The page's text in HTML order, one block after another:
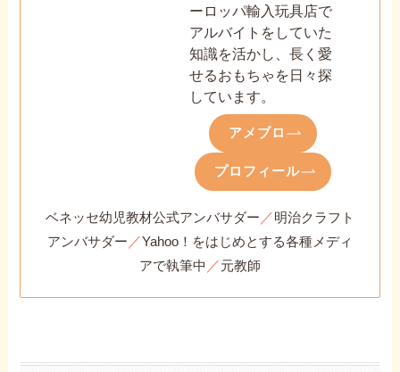
ーロッパ輸入玩具店で
アルバイトをしていた
知識を活かし、長く愛
せるおもちゃを日々探
しています。
アメブロ
プロフィール
ベネッセ幼児教材公式アンバサダー ／明治クラフト
アンバサダー ／Yahoo！をはじめとする各種メディ
アで執筆中 ／元教師